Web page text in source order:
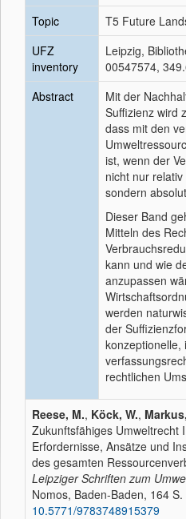
Topic
T5 Future
UFZ
inventory
Leipzig,
00547574,
Abstract
Mit der
Suffizienz wird
dass mit den
ist, wenn der
nicht nur
sondern
Dieser Band
Mitteln des
kann und wie
anzupassen
werden
der
konzeptionelle,
rechtlichen
Reese, M., Köck, W.,
Zukunftsfähiges Umweltrecht
Erfordernisse, Ansätze und
des gesamten
Leipziger Schriften zum
Nomos, Baden-Baden, 164 S.
10.5771/9783748915379